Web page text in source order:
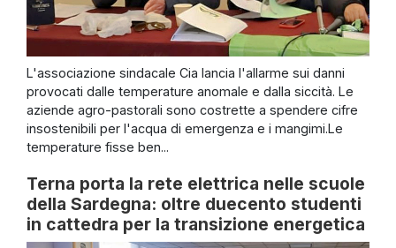
L'associazione sindacale Cia lancia l'allarme sui danni
provocati dalle temperature anomale e dalla siccità. Le
aziende agro-pastorali sono costrette a spendere cifre
insostenibili per l'acqua di emergenza e i mangimi.Le
temperature fisse ben...
Terna porta la rete elettrica nelle scuole
della Sardegna: oltre duecento studenti
in cattedra per la transizione energetica